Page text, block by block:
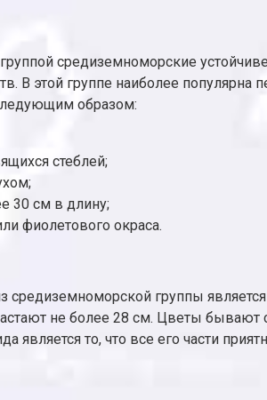
средиземноморские
В этой группе наиболее
образом:
стеблей;
30 см в длину;
фиолетового окраса.
средиземноморской группы
не более 28 см. Цветы
является то, что все его части